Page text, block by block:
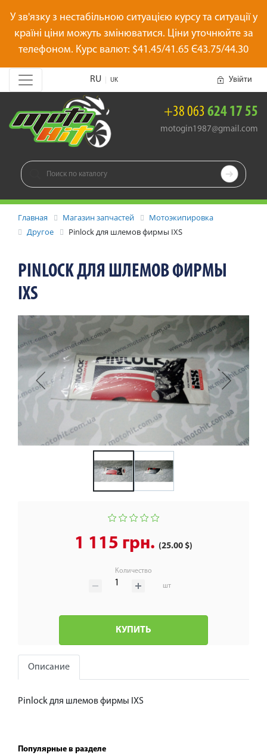
У зв'язку з нестабільною ситуацією курсу та ситуації у
країні ціни можуть змінюватися. Ціни уточнюйте за
телефоном. Курс валют: $41.45/41.65 Є43.75/44.30
RU UK Увійти
+38 063 624 17 55
motogin1987@gmail.com

Главная Магазин запчастей
Мотоэкипировка
Другое
Pinlock для шлемов фирмы IXS
PINLOCK ДЛЯ ШЛЕМОВ ФИРМЫ
IXS
1 115 грн. (25.00 $)
Количество
шт
КУПИТЬ
Описание
Pinlock для шлемов фирмы IXS
Популярные в разделе